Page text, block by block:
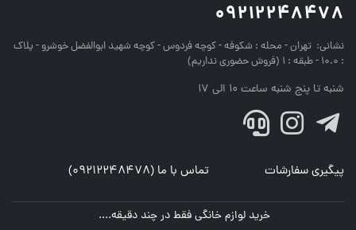
09212248478
نشانی: تهران - محله : شکوفه - کوچه فردوس - کوچه شهید ابوالفضل خوشرو - پلاک
: 10.0 - طبقه : 1 (فروش حضوری نداریم)
شنبه تا پنج شنبه ساعت 10 الی 17
پیگیری سفارشات تماس با ما (09212248478)
خرید لوازم خانگی فقط در چند دقیقه....